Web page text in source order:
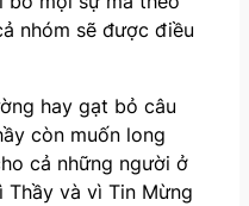
nhóm sẽ được điều
hay gạt bỏ câu
còn muốn long
cả những người ở
và vì Tin Mừng